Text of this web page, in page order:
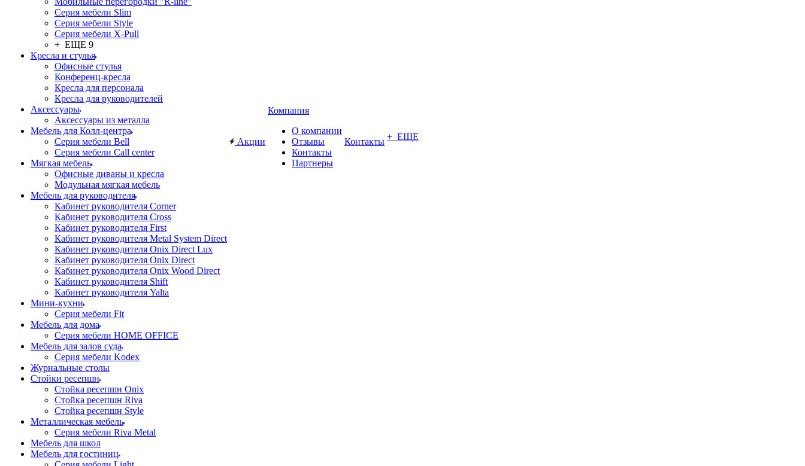
Серия мебели Slim
Серия мебели Style
Серия мебели X-Pull
+ ЕЩЕ 9
Кресла и стулья
Офисные стулья
Конференц-кресла
Кресла для персонала
Кресла для руководителей
Аксессуары
Аксессуары из металла
Мебель для Колл-центра
Серия мебели Bell
Серия мебели Call center
Мягкая мебель
Офисные диваны и кресла
Модульная мягкая мебель
Мебель для руководителя
Кабинет руководителя Corner
Кабинет руководителя Cross
Кабинет руководителя First
Кабинет руководителя Metal System Direct
Кабинет руководителя Onix Direct Lux
Кабинет руководителя Onix Direct
Кабинет руководителя Onix Wood Direct
Кабинет руководителя Shift
Кабинет руководителя Yalta
Мини-кухни
Серия мебели Fit
Мебель для дома
Серия мебели HOME OFFICE
Мебель для залов суда
Серия мебели Kodex
Журнальные столы
Стойки ресепшн
Стойка ресепшн Onix
Стойка ресепшн Riva
Стойка ресепшн Style
Металлическая мебель
Серия мебели Riva Metal
Мебель для школ
Мебель для гостиниц
Акции
Компания
О компании
Отзывы
Контакты
Партнеры
Контакты + ЕЩЕ